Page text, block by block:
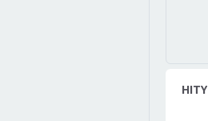
HITY